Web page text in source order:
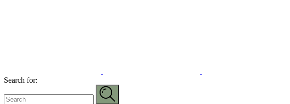
Search for: